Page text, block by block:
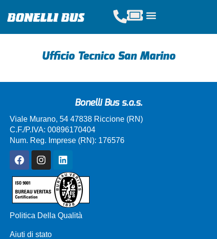
Ufficio Tecnico San Marino
Bonelli Bus s.a.s.
Viale Murano, 54 47838 Riccione (RN)
C.F./P.IVA: 00896170404
Num. Reg. Imprese (RN): 176576
Politica Della Qualità
Aiuti di stato